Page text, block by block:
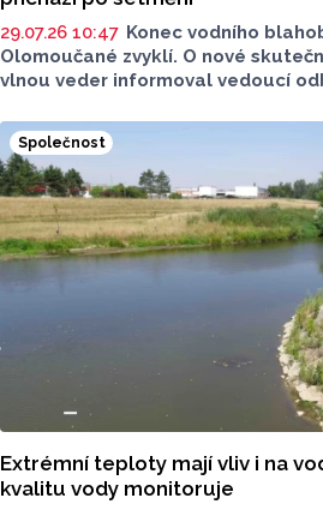
29.07.26 10:47 Konec vodního
Olomoučané zvyklí. O nové
vlnou veder informoval vedoucí
je důležité chránit každý vodní
se suchu řešit problémy stojatých
Společnost
Extrémní teploty mají vliv i na
kvalitu vody monitoruje